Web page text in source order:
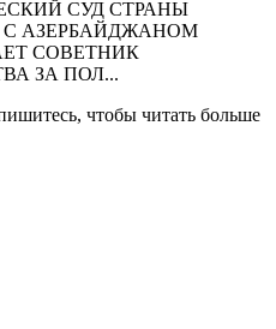
СУД СТРАНЫ
АЗЕРБАЙДЖАНОМ
СОВЕТНИК
ЗА ПОЛ...
чтобы читать больше